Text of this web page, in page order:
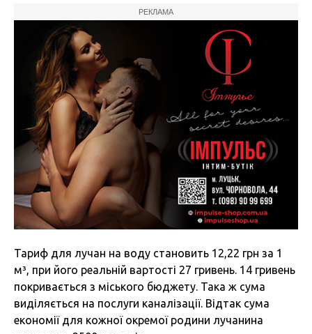
РЕКЛАМА
Тариф для лучан на воду становить 12,22 грн за 1
м³, при його реальній вартості 27 гривень. 14 гривень
покривається з міського бюджету. Така ж сума
виділяється на послуги каналізації. Відтак сума
економії для кожної окремої родини лучанина